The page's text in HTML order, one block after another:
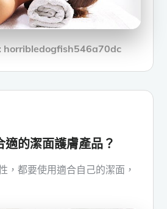
horribledogfish546a70dc
適的潔面護膚產品？
，都要使用適合自己的潔面，